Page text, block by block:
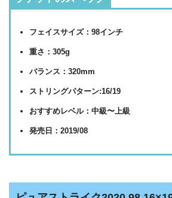
フェイスサイズ：98インチ
重さ：305g
バランス：320mm
ストリングパターン:16/19
おすすめレベル：中級〜上級
発売日：2019/08